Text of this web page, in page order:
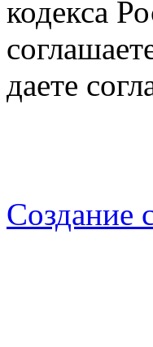
кодекса
даете
Создание